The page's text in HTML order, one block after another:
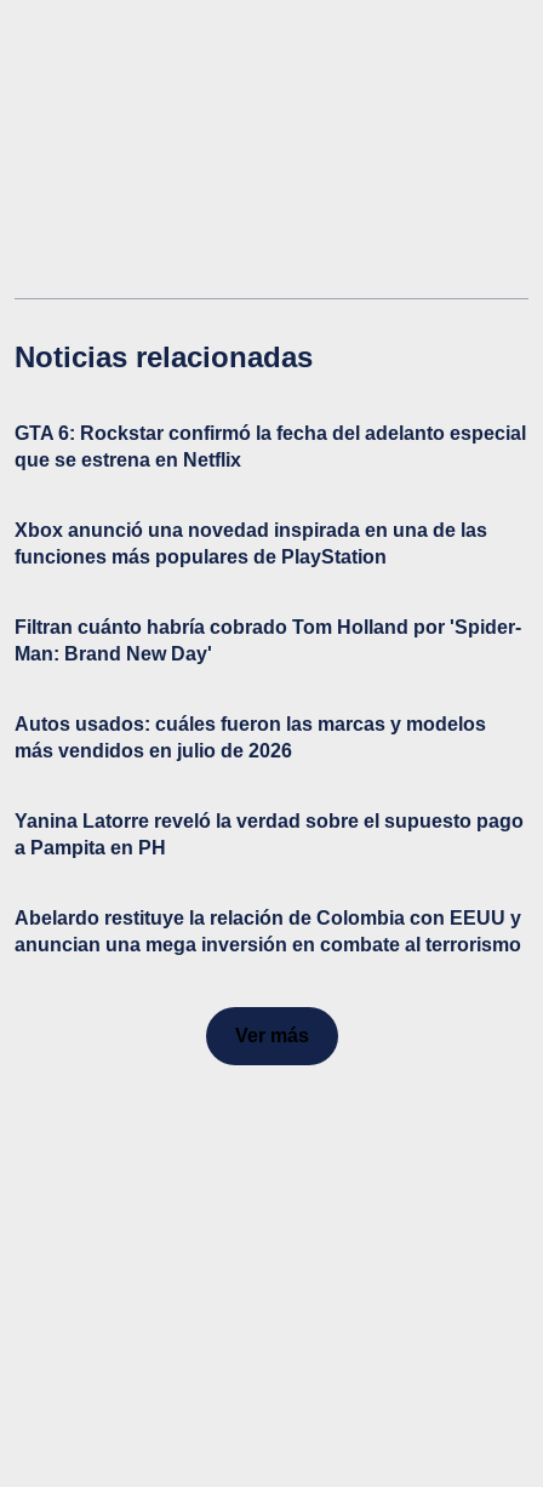
Noticias relacionadas
GTA 6: Rockstar confirmó la fecha del adelanto especial
que se estrena en Netflix
Xbox anunció una novedad inspirada en una de las
funciones más populares de PlayStation
Filtran cuánto habría cobrado Tom Holland por 'Spider-
Man: Brand New Day'
Autos usados: cuáles fueron las marcas y modelos
más vendidos en julio de 2026
Yanina Latorre reveló la verdad sobre el supuesto pago
a Pampita en PH
Abelardo restituye la relación de Colombia con EEUU y
anuncian una mega inversión en combate al terrorismo
Ver más